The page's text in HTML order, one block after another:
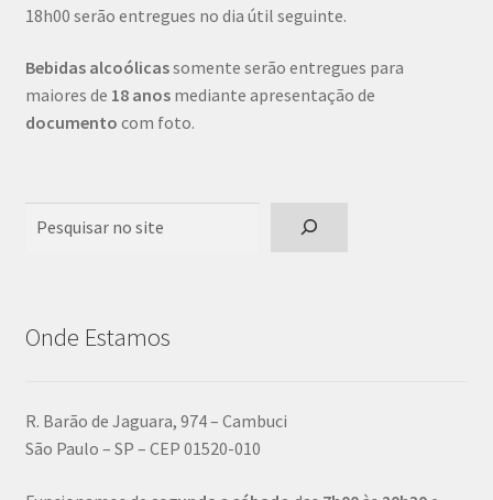
18h00 serão entregues no dia útil seguinte.
Bebidas alcoólicassomente serão entregues para
maiores de 18 anosmediante apresentação de
documento com foto.
Onde Estamos
R. Barão de Jaguara, 974 – Cambuci
São Paulo – SP – CEP 01520-010